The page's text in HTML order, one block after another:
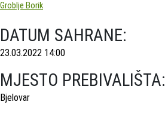
Groblje Borik
DATUM SAHRANE:
23.03.2022 14:00
MJESTO PREBIVALIŠTA:
Bjelovar